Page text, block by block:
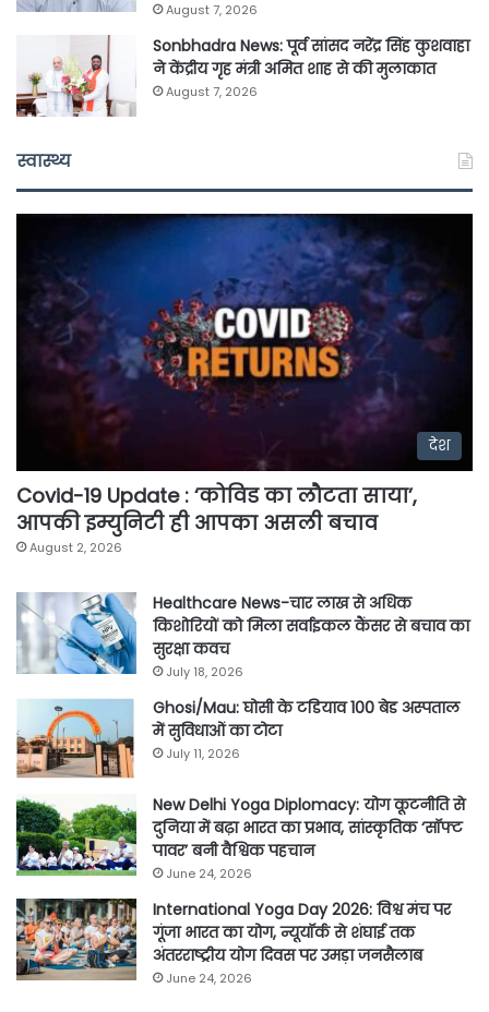
August 7, 2026
Sonbhadra News: पूर्व सांसद नरेंद्र सिंह कुशवाहा
ने केंद्रीय गृह मंत्री अमित शाह से की मुलाकात
August 7, 2026
स्वास्थ्य
देश
Covid-19 Update : ‘कोविड का लौटता साया’,
आपकी इम्युनिटी ही आपका असली बचाव
August 2, 2026
Healthcare News-चार लाख से अधिक
किशोरियों को मिला सर्वाइकल कैंसर से बचाव का
सुरक्षा कवच
July 18, 2026
Ghosi/Mau: घोसी के टडियाव 100 बेड अस्पताल
में सुविधाओं का टोटा
July 11, 2026
New Delhi Yoga Diplomacy: योग कूटनीति से
दुनिया में बढ़ा भारत का प्रभाव, सांस्कृतिक ‘सॉफ्ट
पावर’ बनी वैश्विक पहचान
June 24, 2026
International Yoga Day 2026: विश्व मंच पर
गूंजा भारत का योग, न्यूयॉर्क से शंघाई तक
अंतरराष्ट्रीय योग दिवस पर उमड़ा जनसैलाब
June 24, 2026